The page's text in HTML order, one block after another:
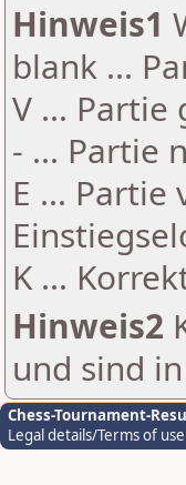
Hinweis1
blank ...
V ...
- ... Partie
E ...
K ...
Hinweis2
und sind
Chess-Tournament-
Legal details/Terms of use